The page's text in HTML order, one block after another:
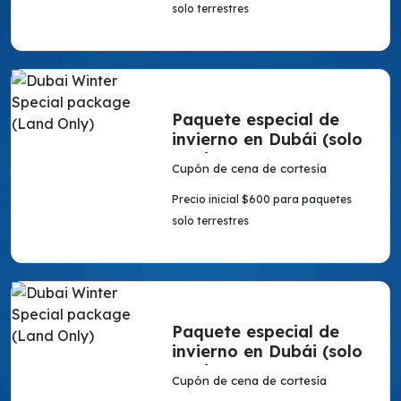
solo terrestres
Paquete especial de
invierno en Dubái (solo
en tierra)
Cupón de cena de cortesía
Precio inicial $600 para paquetes
solo terrestres
Paquete especial de
invierno en Dubái (solo
en tierra)
Cupón de cena de cortesía